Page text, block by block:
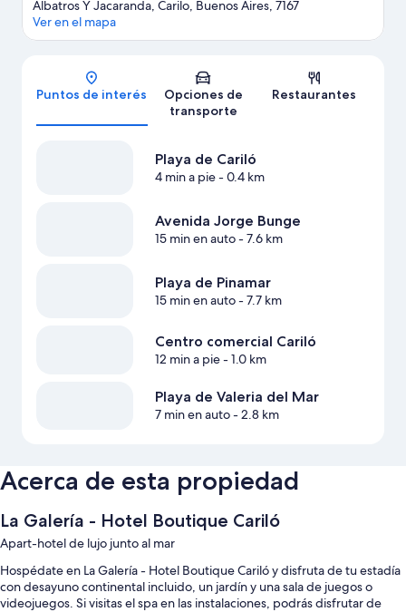
Mapa
Albatros Y Jacaranda, Carilo, Buenos Aires, 7167
Ver en el mapa
Puntos de interés
Opciones de
transporte
Restaurantes
Playa de Cariló
4 min a pie- 0.4 km
Avenida Jorge Bunge
15 min en auto- 7.6 km
Playa de Pinamar
15 min en auto- 7.7 km
Centro comercial Cariló
12 min a pie- 1.0 km
Playa de Valeria del Mar
7 min en auto- 2.8 km
Acerca de esta propiedad
La Galería - Hotel Boutique Cariló
Apart-hotel de lujo junto al mar
Hospédate en La Galería - Hotel Boutique Cariló y disfruta de tu estadía
con desayuno continental incluido, un jardín y una sala de juegos o
videojuegos. Si visitas el spa en las instalaciones, podrás disfrutar de